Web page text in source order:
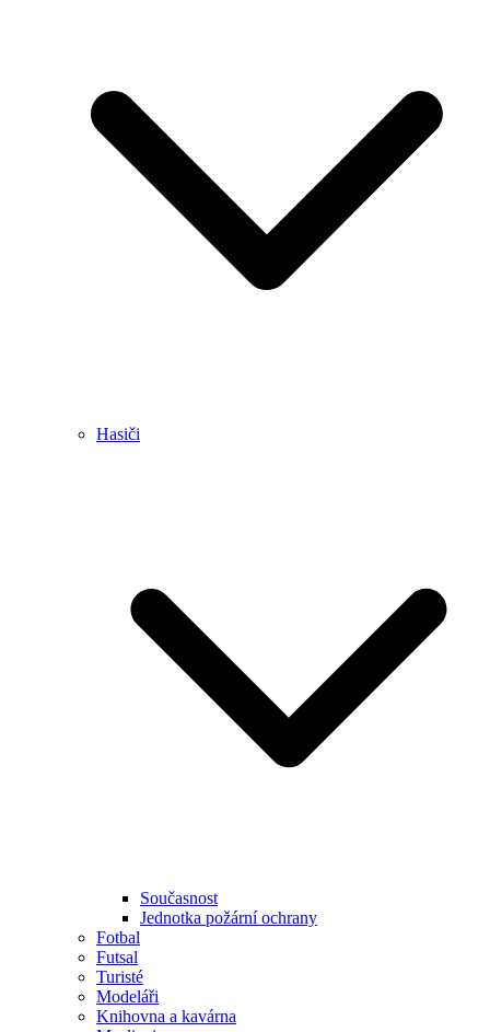
Hasiči
Současnost
Jednotka požární ochrany
Fotbal
Futsal
Turisté
Modeláři
Knihovna a kavárna